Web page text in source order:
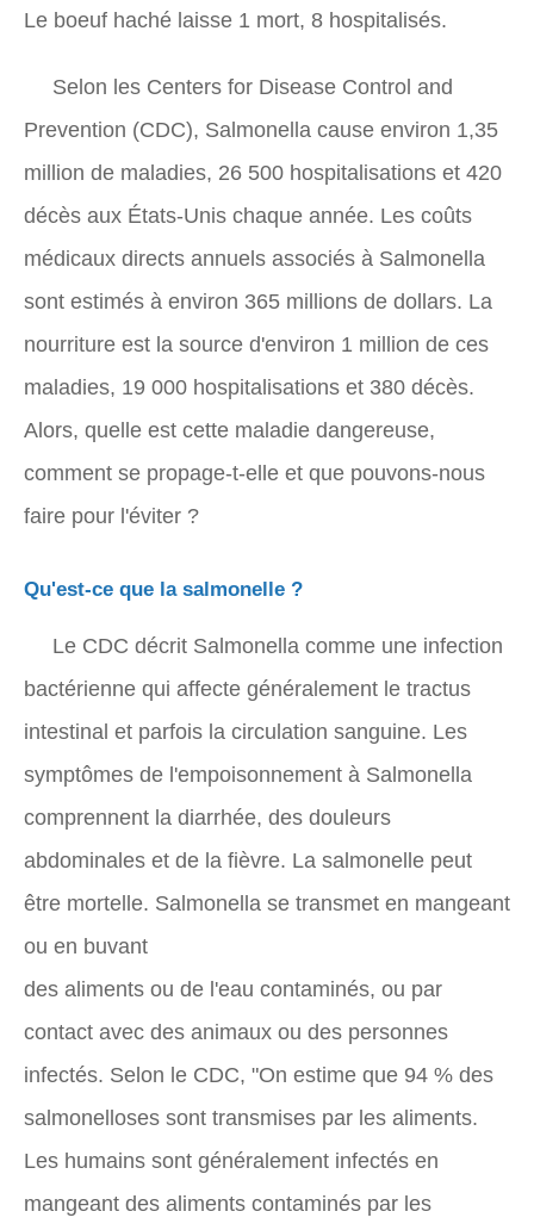
Le boeuf haché laisse 1 mort, 8 hospitalisés.
Selon les Centers for Disease Control and
Prevention (CDC), Salmonella cause environ 1,35
million de maladies, 26 500 hospitalisations et 420
décès aux États-Unis chaque année. Les coûts
médicaux directs annuels associés à Salmonella
sont estimés à environ 365 millions de dollars. La
nourriture est la source d'environ 1 million de ces
maladies, 19 000 hospitalisations et 380 décès.
Alors, quelle est cette maladie dangereuse,
comment se propage-t-elle et que pouvons-nous
faire pour l'éviter ?
Qu'est-ce que la salmonelle ?
Le CDC décrit Salmonella comme une infection
bactérienne qui affecte généralement le tractus
intestinal et parfois la circulation sanguine. Les
symptômes de l'empoisonnement à Salmonella
comprennent la diarrhée, des douleurs
abdominales et de la fièvre. La salmonelle peut
être mortelle. Salmonella se transmet en mangeant
ou en buvant
des aliments ou de l'eau contaminés, ou par
contact avec des animaux ou des personnes
infectés. Selon le CDC, "On estime que 94 % des
salmonelloses sont transmises par les aliments.
Les humains sont généralement infectés en
mangeant des aliments contaminés par les